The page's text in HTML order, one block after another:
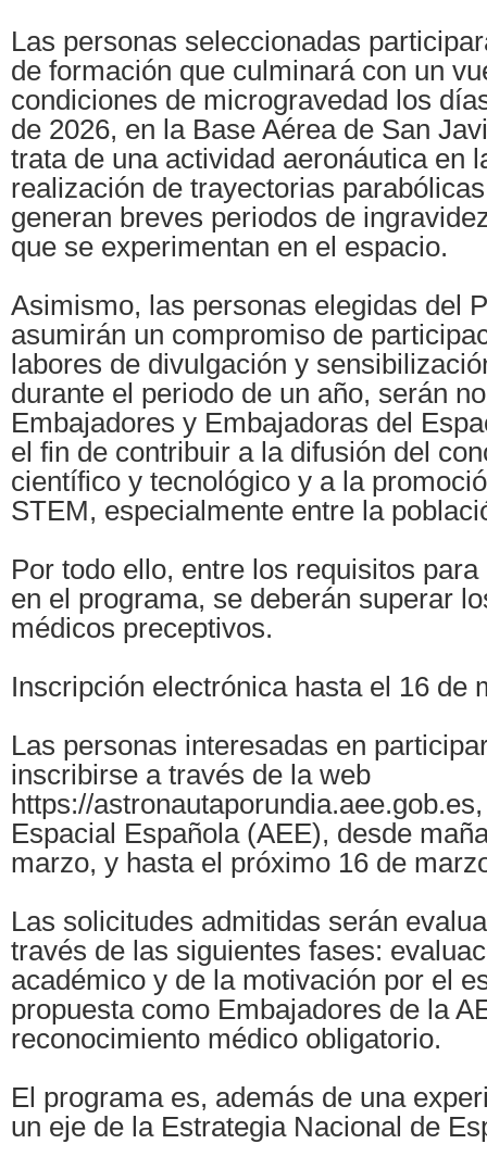
Las personas seleccionadas
de formación que culminará con un
condiciones de microgravedad los
de 2026, en la Base Aérea de San
trata de una actividad aeronáutica en
realización de trayectorias
generan breves periodos de
que se experimentan en el espacio.
Asimismo, las personas elegidas del
asumirán un compromiso de
labores de divulgación y
durante el periodo de un año, serán
Embajadores y Embajadoras del
el fin de contribuir a la difusión del
científico y tecnológico y a la
STEM, especialmente entre la
Por todo ello, entre los requisitos
en el programa, se deberán superar
médicos preceptivos.
Inscripción electrónica hasta el 16 de
Las personas interesadas en
inscribirse a través de la web
https://
Espacial Española (AEE), desde
marzo, y hasta el próximo 16 de
Las solicitudes admitidas serán
través de las siguientes fases:
académico y de la motivación por el
propuesta como Embajadores de la
reconocimiento médico obligatorio.
El programa es, además de una
un eje de la Estrategia Nacional de